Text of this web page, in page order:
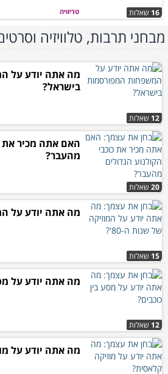
טריוויה 16 שאלות
מבחני תרבות, טלוויזיה
12 שאלות
מה אתה יודע על
בישראל?
20 שאלות
האם אתה מכיר את
מהעבר?
15 שאלות
מה אתה יודע על
12 שאלות
מה אתה יודע על
מה אתה יודע על